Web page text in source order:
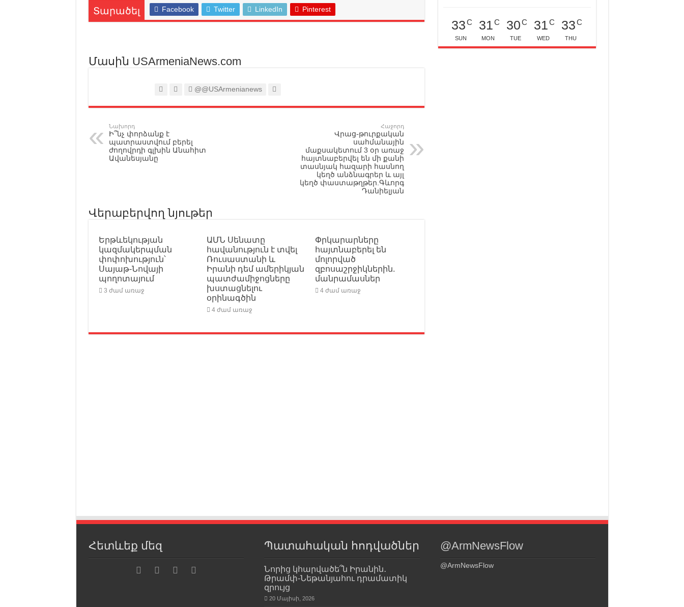
Տարածել Facebook Twitter LinkedIn Pinterest
Մասին USArmeniaNews.com
@@USArmenianews
Նախորդ
Ի՞նչ փորձանք է
պատրաստվում բերել
ժողովրդի գլխին Անահիտ
Ավանեսյանը
Հաջորդ
Վրաց֊թուրքական
սահմանային
մաքսակետում 3 օր առաջ
հայտնաբերվել են մի քանի
տասնյակ հազարի հասնող
կեղծ անձնագրեր և այլ
կեղծ փաստաթղթեր.Գևորգ
Դանիելյան
Վերաբերվող նյութեր
Երթևեկության
կազմակերպման
փոփոխություն՝
Սայաթ-Նովայի
պողոտայում
3 ժամ առաջ
ԱՄՆ Սենատը
հավանություն է տվել
Ռուսաստանի և
Իրանի դեմ ամերիկյան
պատժամիջոցները
խստացնելու
օրինագծին
4 ժամ առաջ
Փրկարարները
հայտնաբերել են
մոլորված
զբոսաշրջիկներին.
մանրամասներ
4 ժամ առաջ
33C
SUN
31C
MON
30C
TUE
31C
WED
33C
THU
Հետևեք մեզ Պատահական հոդվածներ
Նորից կհարվածե՞ն Իրանին․
Թրամփ-Նեթանյահու դրամատիկ
զրույց
20 Մայիսի, 2026
@ArmNewsFlow
@ArmNewsFlow